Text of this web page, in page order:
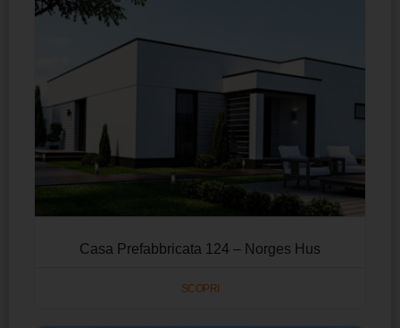
Casa Prefabbricata 124 – Norges Hus
SCOPRI